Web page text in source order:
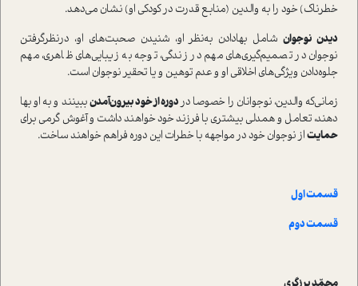
خطرناک) خود را به والدین (منابع قدرت در کودکی او) نشان می‌دهد.
دیدن نوجوانشامل بهادادن به‌نظر او، شنیدن صحبت‌های او، در‌نظرگرفتن
نوجوان در تصمیم‌گیری‌های مهم در زندگی‌، توجه به زیبایی‌های ظاهری، مهم
جلوه‌دادن ویژگی‌های اخلاقی او و عدم توهین و یا تحقیر نوجوان ا‌ست.
زمانی‌که والدین، نوجوانان را خصوصا دردوره‌ از خود بیرون‌آمدنببینند و به او بها
دهند، تعامل و همدلی بیشتری با فرزند خود خواهند داشت و آغوش گرمی برای
حمایتاز نوجوان خود در مواجهه با خطرات این دوره فراهم خواهند ساخت.
قسمت اول
قسمت دوم